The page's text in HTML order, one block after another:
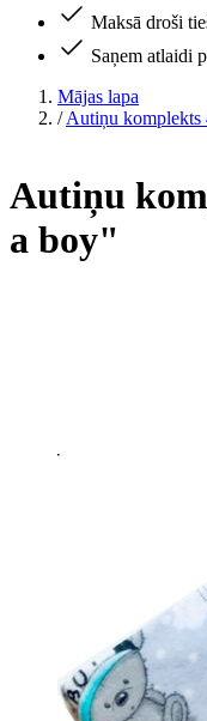
Maksā droši
Saņem atlaidi
Mājas lapa
/ Autiņu komplekts
Autiņu
a boy"